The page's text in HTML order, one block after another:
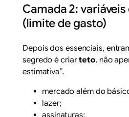
Camada 2:
(limite de gasto)
Depois dos essenciais,
segredo é criarteto, não
estimativa”.
mercado além do
lazer;
assinaturas;